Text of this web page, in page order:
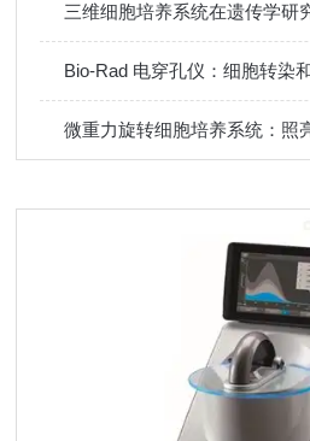
三维细胞培养系统在遗传学研
Bio-Rad 电穿孔仪：细胞转染